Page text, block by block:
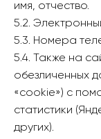
имя, отчество.
5.2.
5.3. Номера
5.4. Также на
обезличенных
«cookie») с
статистики
других).